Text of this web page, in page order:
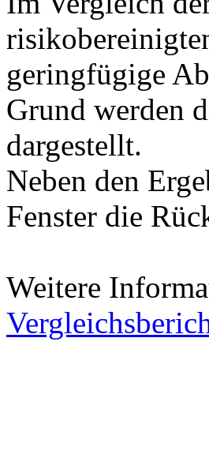
geringfügige
Grund werden
dargestellt.
Neben den
Fenster die
Weitere